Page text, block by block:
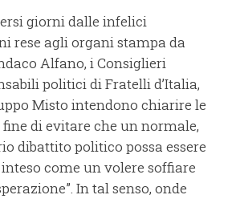
giorni dalle infelici
rese agli organi stampa da
Alfano, i Consiglieri
politici di Fratelli d’Italia,
Misto intendono chiarire le
di evitare che un normale,
dibattito politico possa essere
come un volere soffiare
In tal senso, onde